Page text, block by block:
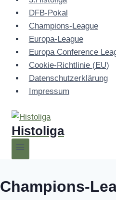
DFB-Pokal
Champions-League
Europa-League
Europa Conference
Cookie-Richtlinie (EU)
Datenschutzerklärung
Impressum
Histoliga
Champions-